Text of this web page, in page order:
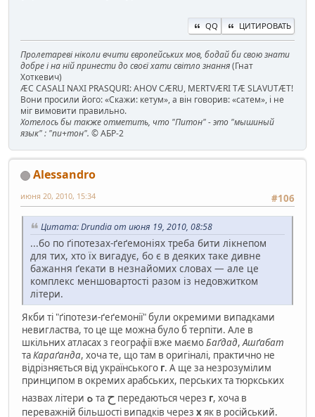
QQ ЦИТИРОВАТЬ
Пролетареві ніколи вчити європейських мов, бодай би свою знати
добре і на ній принести до своєї хати світло знання(Гнат
Хоткевич)
ÆC CASALI NAXI PRASQURI: AHOV CÆRU, MERTVÆRI TÆ SLAVUTÆT!
Вони просили його: «Скажи: кетум», а він говорив: «сатем», і не
міг вимовити правильно.
Хотелось бы также отметить, что "Питон" - это "мышиный
язык" : "пи+тон". © АБР-2
Alessandro
#106
июня 20, 2010, 15:34
Цитата: Drundia от июня 19, 2010, 08:58
...бо по ґіпотезах-ґеґемоніях треба бити лікнепом
для тих, хто їх вигадує, бо є в деяких таке дивне
бажання ґекати в незнайомих словах — але це
комплекс меншовартості разом із недовжитком
літери.
Якби ті "ґіпотези-ґеґемонії" були окремими випадками
невигластва, то це ще можна було б терпіти. Але в
шкільних атласах з географії вже маємоБаґдад,Ашґабат
таКараґанда, хоча те, що там в оригіналі, практично не
відрізняється від українського г. А ще за незрозумілим
принципом в окремих арабських, перських та тюркських
назвах літери ه та ح передаються через г, хоча в
переважній більшості випадків через хяк в російський.